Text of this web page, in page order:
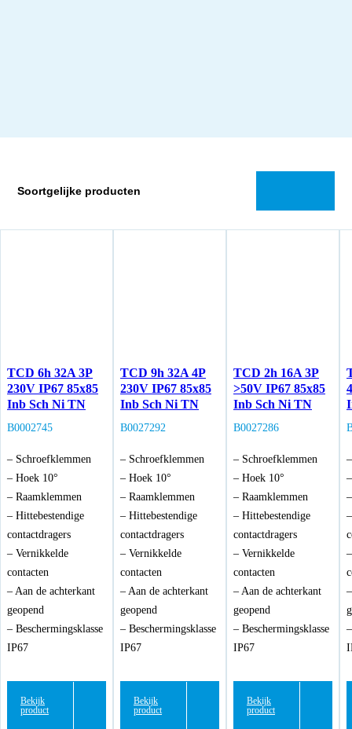
Soortgelijke producten
TCD 6h 32A 3P
230V IP67 85x85
Inb Sch Ni TN
B0002745
– Schroefklemmen
– Hoek 10°
– Raamklemmen
– Hittebestendige
contactdragers
– Vernikkelde
contacten
– Aan de achterkant
geopend
– Beschermingsklasse
IP67
Bekijk
product
TCD 9h 32A 4P
230V IP67 85x85
Inb Sch Ni TN
B0027292
– Schroefklemmen
– Hoek 10°
– Raamklemmen
– Hittebestendige
contactdragers
– Vernikkelde
contacten
– Aan de achterkant
geopend
– Beschermingsklasse
IP67
Bekijk
product
TCD 2h 16A 3P
>50V IP67 85x85
Inb Sch Ni TN
B0027286
– Schroefklemmen
– Hoek 10°
– Raamklemmen
– Hittebestendige
contactdragers
– Vernikkelde
contacten
– Aan de achterkant
geopend
– Beschermingsklasse
IP67
Bekijk
product